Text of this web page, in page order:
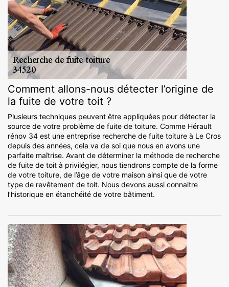
Comment allons-nous détecter l’origine de
la fuite de votre toit ?
Plusieurs techniques peuvent être appliquées pour détecter la
source de votre problème de fuite de toiture. Comme Hérault
rénov 34 est une entreprise recherche de fuite toiture à Le Cros
depuis des années, cela va de soi que nous en avons une
parfaite maîtrise. Avant de déterminer la méthode de recherche
de fuite de toit à privilégier, nous tiendrons compte de la forme
de votre toiture, de l’âge de votre maison ainsi que de votre
type de revêtement de toit. Nous devons aussi connaitre
l’historique en étanchéité de votre bâtiment.